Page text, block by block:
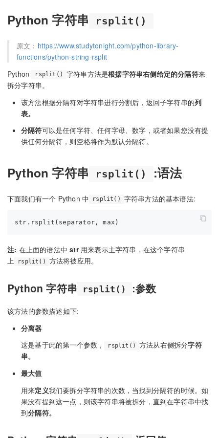
Python 字符串 rsplit()
原文： https://www.studytonight.com/python-library-
functions/python-string-rsplit
Python
rsplit() 字符串方法是根据字符串右侧给定的分隔符来
拆分字符串。
该方法根据分隔符对字符串进行分割后，返回子字符串的列
表。
分隔符可以是任何字符、任何字母、数字，或者如果您没有提
供任何分隔符，则空格将作为默认分隔符。
Python 字符串 rsplit() :语法
下面我们有一个 Python 中 rsplit() 字符串方法的基本语法:
注: 在上面的语法中str用来表示主字符串，在这个字符串
上
rsplit() 方法将被应用。
Python 字符串 rsplit() :参数
该方法的参数描述如下:
分离器
这是基于此的第一个参数，
rsplit() 方法从右侧拆分字符
串。
最大值
用来定义我们要拆分字符串的次数，当找到分隔符的时候。如
果没有提到这一点，则该字符串将被拆分，直到在字符串中找
到分隔符。